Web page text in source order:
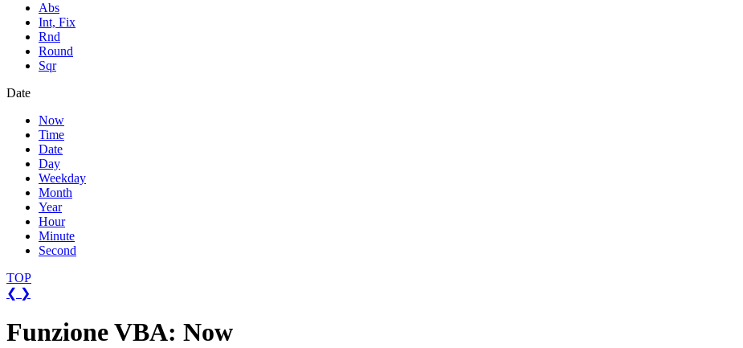
Abs
Int, Fix
Rnd
Round
Sqr
Date
Now
Time
Date
Day
Weekday
Month
Year
Hour
Minute
Second
TOP
❮ ❯
Funzione VBA: Now